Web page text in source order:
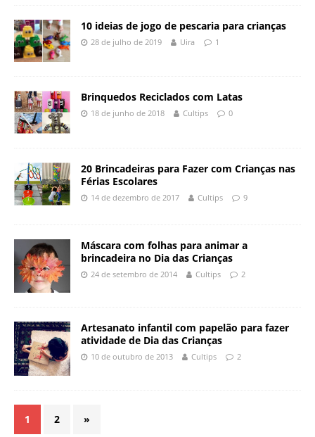
10 ideias de jogo de pescaria para crianças
28 de julho de 2019 Uira 1
Brinquedos Reciclados com Latas
18 de junho de 2018 Cultips 0
20 Brincadeiras para Fazer com Crianças nas
Férias Escolares
14 de dezembro de 2017 Cultips 9
Máscara com folhas para animar a
brincadeira no Dia das Crianças
24 de setembro de 2014 Cultips 2
Artesanato infantil com papelão para fazer
atividade de Dia das Crianças
10 de outubro de 2013 Cultips 2
1 2 »